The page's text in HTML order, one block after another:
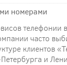
номерами
телефонии
часто
клиентов
и